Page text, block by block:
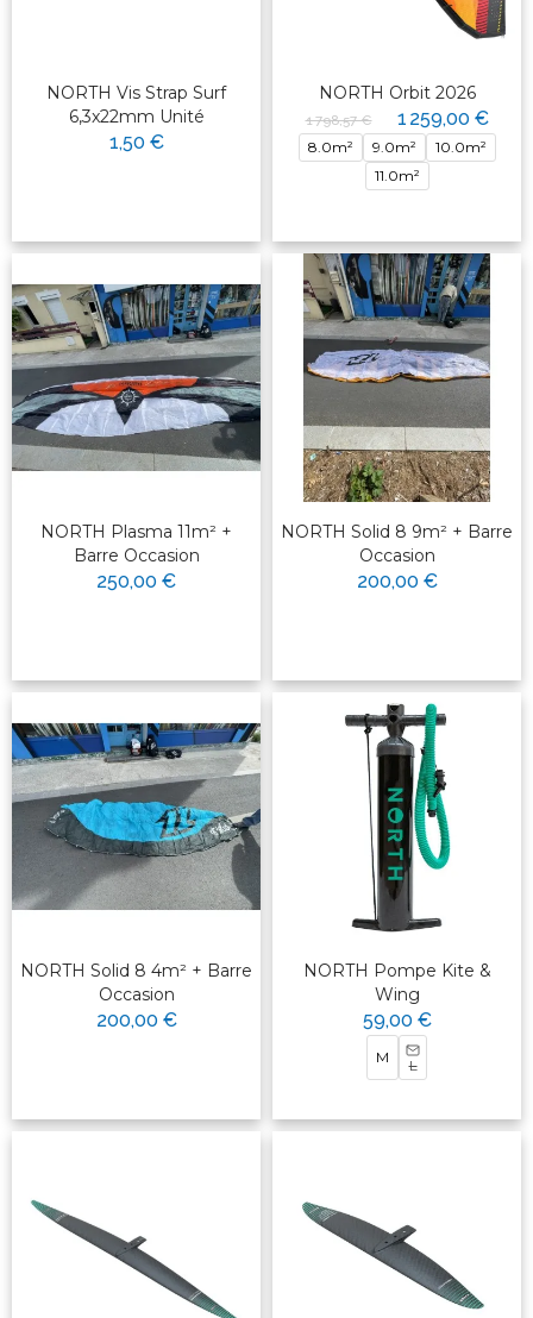
NORTH Vis Strap Surf
6,3x22mm Unité
1,50 €
NORTH Orbit 2026
1 798,57 € 1 259,00 €
8.0m² 9.0m²
10.0m²
11.0m²
NORTH Plasma 11m² +
Barre Occasion
250,00 €
NORTH Solid 8 9m² + Barre
Occasion
200,00 €
NORTH Solid 8 4m² + Barre
Occasion
200,00 €
NORTH Pompe Kite &
Wing
59,00 €
M L